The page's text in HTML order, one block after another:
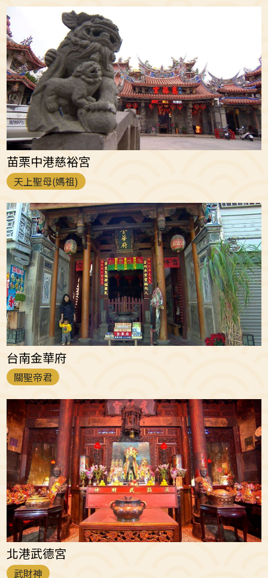
苗栗中港慈裕宮
天上聖母(媽祖)
台南金華府
關聖帝君
北港武德宮
武財神